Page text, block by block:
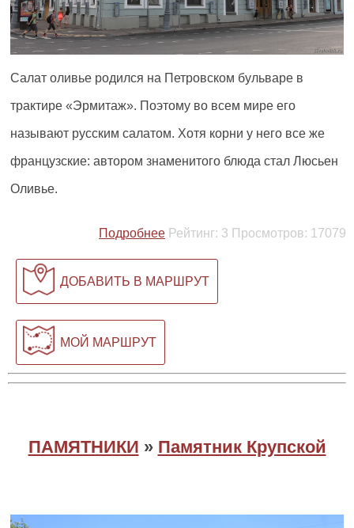
Салат оливье родился на Петровском бульваре в
трактире «Эрмитаж». Поэтому во всем мире его
называют русским салатом. Хотя корни у него все же
французские: автором знаменитого блюда стал Люсьен
Оливье.
Подробнее Рейтинг: 3 Просмотров: 17079
ДОБАВИТЬ В МАРШРУТ
МОЙ МАРШРУТ
ПАМЯТНИКИ » Памятник Крупской